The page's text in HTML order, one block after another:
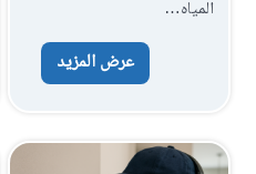
المياه…
عرض المزيد